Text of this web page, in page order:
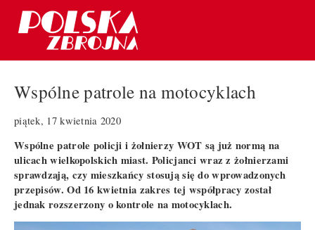
Wspólne patrole na motocyklach
piątek, 17 kwietnia 2020
Wspólne patrole policji i żołnierzy WOT są już normą na
ulicach wielkopolskich miast. Policjanci wraz z żołnierzami
sprawdzają, czy mieszkańcy stosują się do wprowadzonych
przepisów. Od 16 kwietnia zakres tej współpracy został
jednak rozszerzony o kontrole na motocyklach.